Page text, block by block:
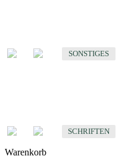
SONSTIGES
SCHRIFTEN
Warenkorb